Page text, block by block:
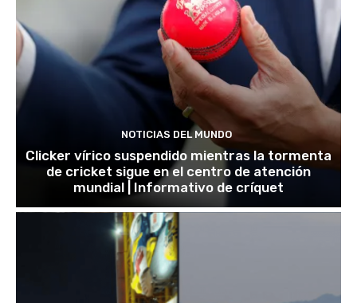
NOTICIAS DEL MUNDO
Clicker vírico suspendido mientras la tormenta
de cricket sigue en el centro de atención
mundial | Informativo de críquet